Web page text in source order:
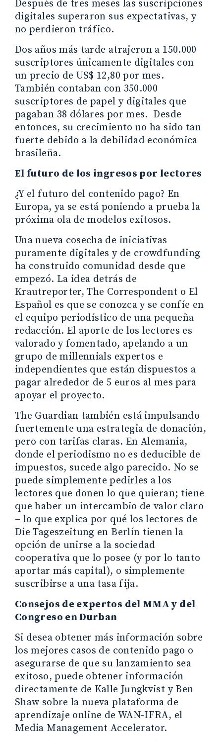
Después de tres meses las suscripciones
digitales superaron sus expectativas, y
no perdieron tráfico.
Dos años más tarde atrajeron a 150.000
suscriptores únicamente digitales con
un precio de US$ 12,80 por mes.
También contaban con 350.000
suscriptores de papel y digitales que
pagaban 38 dólares por mes. Desde
entonces, su crecimiento no ha sido tan
fuerte debido a la debilidad económica
brasileña.
El futuro de los ingresos por lectores
¿Y el futuro del contenido pago? En
Europa, ya se está poniendo a prueba la
próxima ola de modelos exitosos.
Una nueva cosecha de iniciativas
puramente digitales y de crowdfunding
ha construido comunidad desde que
empezó. La idea detrás de
Krautreporter, The Correspondent o El
Español es que se conozca y se confíe en
el equipo periodístico de una pequeña
redacción. El aporte de los lectores es
valorado y fomentado, apelando a un
grupo de millennials expertos e
independientes que están dispuestos a
pagar alrededor de 5 euros al mes para
apoyar el proyecto.
The Guardian también está impulsando
fuertemente una estrategia de donación,
pero con tarifas claras. En Alemania,
donde el periodismo no es deducible de
impuestos, sucede algo parecido. No se
puede simplemente pedirles a los
lectores que donen lo que quieran; tiene
que haber un intercambio de valor claro
– lo que explica por qué los lectores de
Die Tageszeitung en Berlín tienen la
opción de unirse a la sociedad
cooperativa que lo posee (y por lo tanto
aportar más capital), o simplemente
suscribirse a una tasa fija.
Consejos de expertos del MMA y del
Congreso en Durban
Si desea obtener más información sobre
los mejores casos de contenido pago o
asegurarse de que su lanzamiento sea
exitoso, puede obtener información
directamente de Kalle Jungkvist y Ben
Shaw sobre la nueva plataforma de
aprendizaje online de WAN-IFRA, el
Media Management Accelerator.